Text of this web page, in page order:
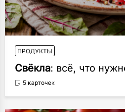
ПРОДУКТЫ
Свёкла: всё, что
5 карточек